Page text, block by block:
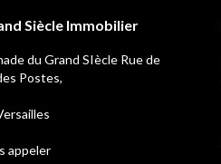
Siècle Immobilier
du Grand SIècle Rue de
Postes,
appeler